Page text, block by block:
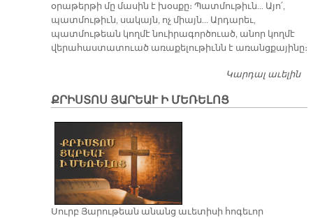
օրաթերթի մը մասին է խօսքը։ Պատմութիւն... Այո՛,
պատմութիւն, սակայն, ոչ միայն... Արդարեւ,
պատմութեան կողմէ նուիրագործուած, անոր կողմէ
վերահաստատուած առաքելութիւնն է առանցքայինը։
Կարդալ աւելին
ՔՐԻՍՏՈՍ ՅԱՐԵԱՒ Ի ՄԵՌԵԼՈՑ
Սուրբ Յարութեան անանց աւետիսի հոգեւոր